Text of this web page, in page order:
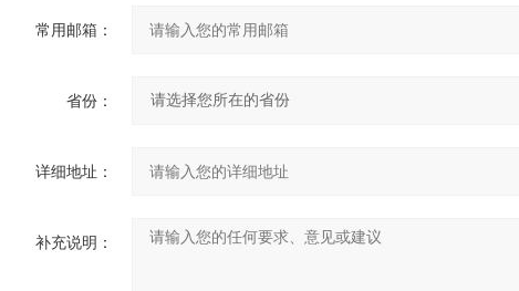
常用邮箱：
省份：
详细地址：
补充说明：